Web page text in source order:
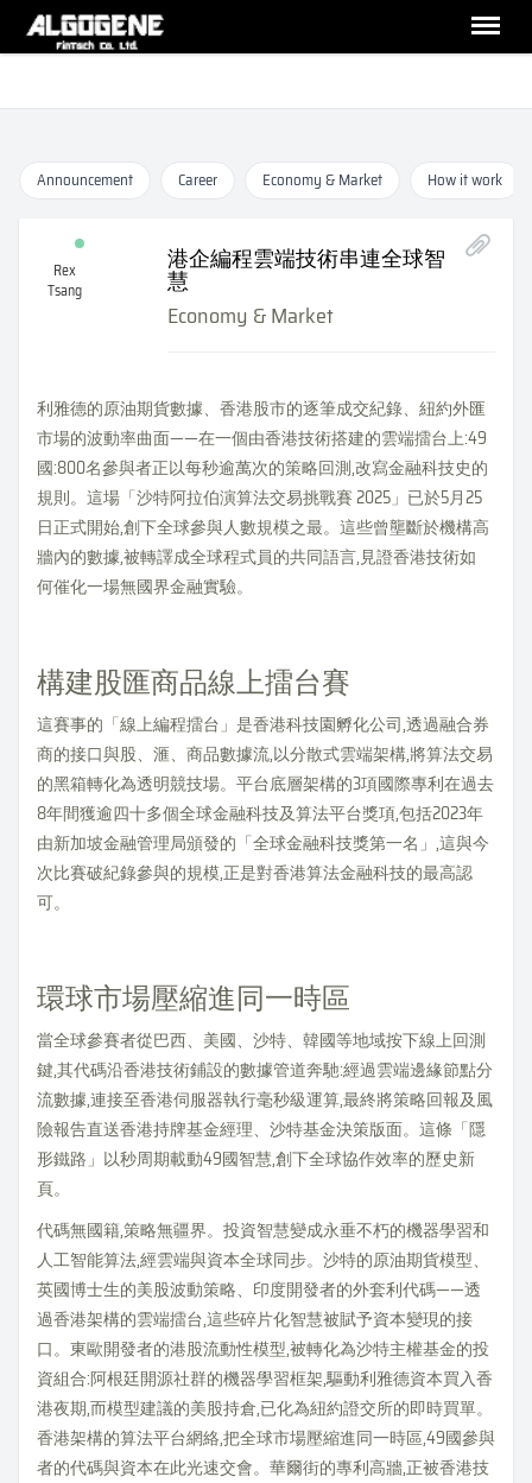
Announcement Career Economy & Market How it work
Rex
Tsang
港企編程雲端技術串連全球智
慧
Economy & Market
利雅德的原油期貨數據、香港股市的逐筆成交紀錄、紐約外匯
市場的波動率曲面——在一個由香港技術搭建的雲端擂台上:49
國:800名參與者正以每秒逾萬次的策略回測,改寫金融科技史的
規則。這場「沙特阿拉伯演算法交易挑戰賽 2025」已於5月25
日正式開始,創下全球參與人數規模之最。這些曾壟斷於機構高
牆內的數據,被轉譯成全球程式員的共同語言,見證香港技術如
何催化一場無國界金融實驗。
構建股匯商品線上擂台賽
這賽事的「線上編程擂台」是香港科技園孵化公司,透過融合券
商的接口與股、滙、商品數據流,以分散式雲端架構,將算法交易
的黑箱轉化為透明競技場。平台底層架構的3項國際專利在過去
8年間獲逾四十多個全球金融科技及算法平台獎項,包括2023年
由新加坡金融管理局頒發的「全球金融科技獎第一名」,這與今
次比賽破紀錄參與的規模,正是對香港算法金融科技的最高認
可。
環球市場壓縮進同一時區
當全球參賽者從巴西、美國、沙特、韓國等地域按下線上回測
鍵,其代碼沿香港技術鋪設的數據管道奔馳:經過雲端邊緣節點分
流數據,連接至香港伺服器執行毫秒級運算,最終將策略回報及風
險報告直送香港持牌基金經理、沙特基金決策版面。這條「隱
形鐵路」以秒周期載動49國智慧,創下全球協作效率的歷史新
頁。
代碼無國籍,策略無疆界。投資智慧變成永垂不朽的機器學習和
人工智能算法,經雲端與資本全球同步。沙特的原油期貨模型、
英國博士生的美股波動策略、印度開發者的外套利代碼——透
過香港架構的雲端擂台,這些碎片化智慧被賦予資本變現的接
口。東歐開發者的港股流動性模型,被轉化為沙特主權基金的投
資組合:阿根廷開源社群的機器學習框架,驅動利雅德資本買入香
港夜期,而模型建議的美股持倉,已化為紐約證交所的即時買單。
香港架構的算法平台網絡,把全球市場壓縮進同一時區,49國參與
者的代碼與資本在此光速交會。華爾街的專利高牆,正被香港技